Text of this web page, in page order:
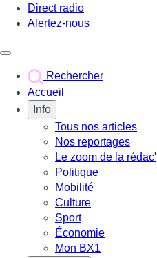
Direct radio
Alertez-nous
Rechercher
Accueil
Info
Tous nos articles
Nos reportages
Le zoom de la rédac'
Politique
Mobilité
Culture
Sport
Économie
Mon BX1